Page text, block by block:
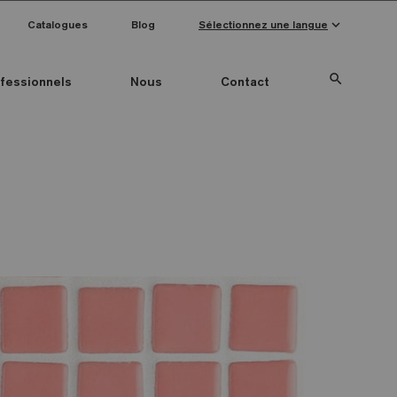
Nous Contact search
Catalogues Blog Sélectionnez une langue keyboard_arrow_down